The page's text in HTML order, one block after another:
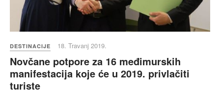
DESTINACIJE 18. Travanj 2019.
Novčane potpore za 16 međimurskih
manifestacija koje će u 2019. privlačiti
turiste